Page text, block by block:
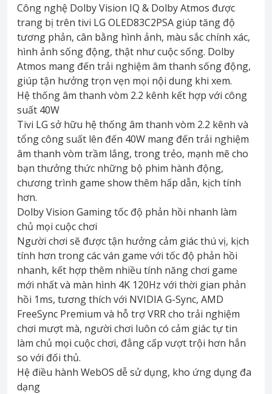
Công nghệ Dolby Vision IQ & Dolby Atmos được
trang bị trên tivi LG OLED83C2PSA giúp tăng độ
tương phản, cân bằng hình ảnh, màu sắc chính xác,
hình ảnh sống động, thật như cuộc sống. Dolby
Atmos mang đến trải nghiệm âm thanh sống động,
giúp tận hưởng trọn vẹn mọi nội dung khi xem.
Hệ thống âm thanh vòm 2.2 kênh kết hợp với công
suất 40W
Tivi LG sở hữu hệ thống âm thanh vòm 2.2 kênh và
tổng công suất lên đến 40W mang đến trải nghiệm
âm thanh vòm trầm lắng, trong trẻo, mạnh mẽ cho
bạn thưởng thức những bộ phim hành động,
chương trình game show thêm hấp dẫn, kịch tính
hơn.
Dolby Vision Gaming tốc độ phản hồi nhanh làm
chủ mọi cuộc chơi
Người chơi sẽ được tận hưởng cảm giác thú vị, kịch
tính hơn trong các ván game với tốc độ phản hồi
nhanh, kết hợp thêm nhiều tính năng chơi game
mới nhất và màn hình 4K 120Hz với thời gian phản
hồi 1ms, tương thích với NVIDIA G-Sync, AMD
FreeSync Premium và hỗ trợ VRR cho trải nghiệm
chơi mượt mà, người chơi luôn có cảm giác tự tin
làm chủ mọi cuộc chơi, đẳng cấp vượt trội hơn hẳn
so với đối thủ.
Hệ điều hành WebOS dễ sử dụng, kho ứng dụng đa
dạng